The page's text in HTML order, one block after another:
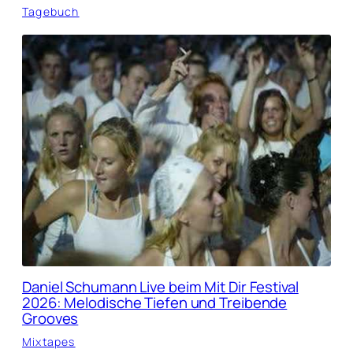
Tagebuch
Daniel Schumann Live beim Mit Dir Festival
2026: Melodische Tiefen und Treibende
Grooves
Mixtapes